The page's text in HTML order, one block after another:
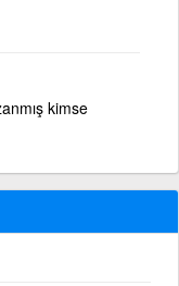
kimse